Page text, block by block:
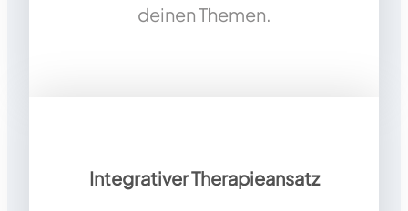
deinen Themen.
Integrativer Therapieansatz